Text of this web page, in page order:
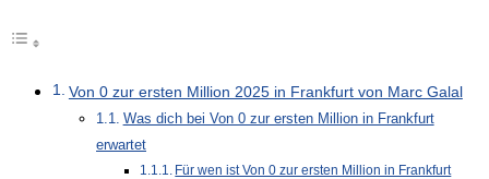
Von 0 zur ersten Million 2025 in Frankfurt von Marc Galal
Was dich bei Von 0 zur ersten Million in Frankfurt
erwartet
Für wen ist Von 0 zur ersten Million in Frankfurt